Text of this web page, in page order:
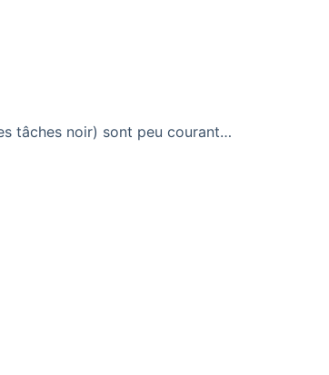
tâches noir) sont peu courant…